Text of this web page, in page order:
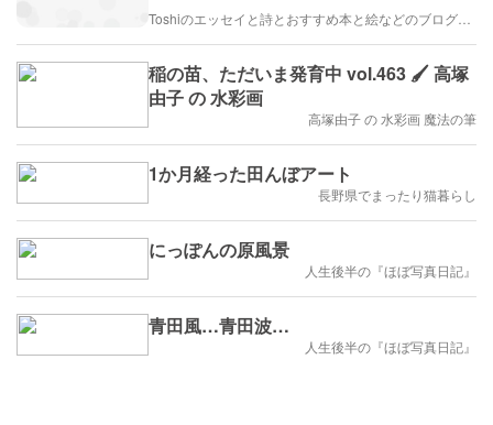
稲の苗、ただいま発育中 vol.463 🖌 高塚
由子 の 水彩画
高塚由子 の 水彩画 魔法の筆
1か月経った田んぼアート
長野県でまったり猫暮らし
にっぽんの原風景
人生後半の『ほぼ写真日記』
青田風…青田波…
人生後半の『ほぼ写真日記』